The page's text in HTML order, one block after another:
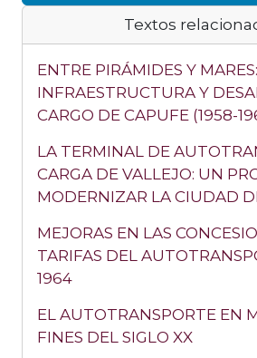
Textos
ENTRE PIRÁMIDES Y MARES:
INFRAESTRUCTURA Y
CARGO DE CAPUFE (1958-
LA TERMINAL DE
CARGA DE VALLEJO: UN
MODERNIZAR LA CIUDAD
MEJORAS EN LAS
TARIFAS DEL
1964
EL AUTOTRANSPORTE EN
FINES DEL SIGLO XX